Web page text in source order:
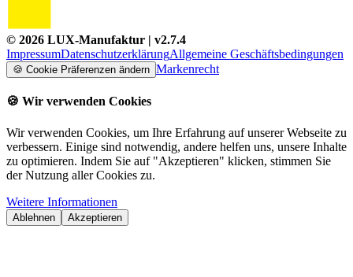
© 2026 LUX-Manufaktur | v2.7.4
ImpressumDatenschutzerklärungAllgemeine Geschäftsbedingungen
🍪 Cookie Präferenzen ändern Markenrecht
🍪 Wir verwenden Cookies
Wir verwenden Cookies, um Ihre Erfahrung auf unserer Webseite zu
verbessern. Einige sind notwendig, andere helfen uns, unsere Inhalte
zu optimieren. Indem Sie auf "Akzeptieren" klicken, stimmen Sie
der Nutzung aller Cookies zu.
Weitere Informationen
Ablehnen Akzeptieren